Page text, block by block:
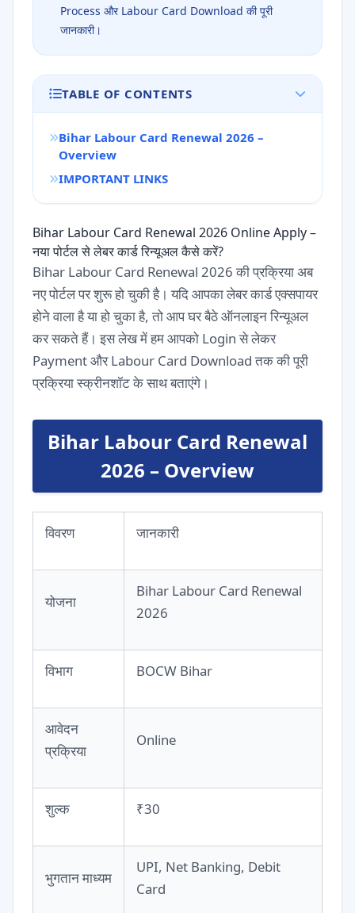
Process और Labour Card Download की पूरी
जानकारी।
TABLE OF CONTENTS
Bihar Labour Card Renewal 2026 –
Overview
IMPORTANT LINKS
Bihar Labour Card Renewal 2026 Online Apply –
नया पोर्टल से लेबर कार्ड रिन्यूअल कैसे करें?
Bihar Labour Card Renewal 2026 की प्रक्रिया अब
नए पोर्टल पर शुरू हो चुकी है। यदि आपका लेबर कार्ड एक्सपायर
होने वाला है या हो चुका है, तो आप घर बैठे ऑनलाइन रिन्यूअल
कर सकते हैं। इस लेख में हम आपको Login से लेकर
Payment और Labour Card Download तक की पूरी
प्रक्रिया स्क्रीनशॉट के साथ बताएंगे।
Bihar Labour Card Renewal
2026 – Overview
विवरण जानकारी
योजना
Bihar Labour Card Renewal
2026
विभाग BOCW Bihar
आवेदन
प्रक्रिया
Online
शुल्क ₹30
भुगतान माध्यम
UPI, Net Banking, Debit
Card